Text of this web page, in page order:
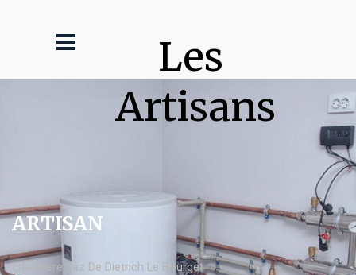
Les
Artisans
ARTISAN
chaudière gaz De Dietrich Le Bourget